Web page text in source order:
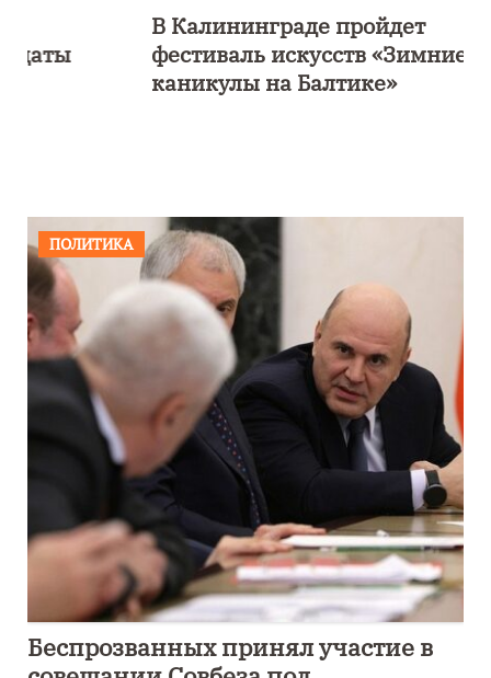
В Калининграде пройдет
фестиваль искусств «Зимние
каникулы на Балтике»
ПОЛИТИКА
Беспрозванных принял участие в